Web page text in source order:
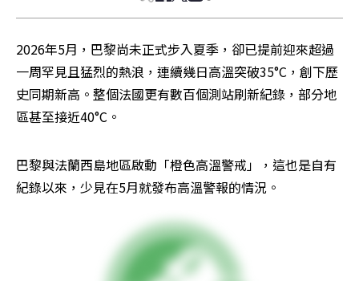
2026年5月，巴黎尚未正式步入夏季，卻已提前迎來超過
一周罕見且猛烈的熱浪，連續幾日高溫突破35°C，創下歷
史同期新高。整個法國更有數百個測站刷新紀錄，部分地
區甚至接近40°C。
巴黎與法蘭西島地區啟動「橙色高溫警戒」，這也是自有
紀錄以來，少見在5月就發布高溫警報的情況。